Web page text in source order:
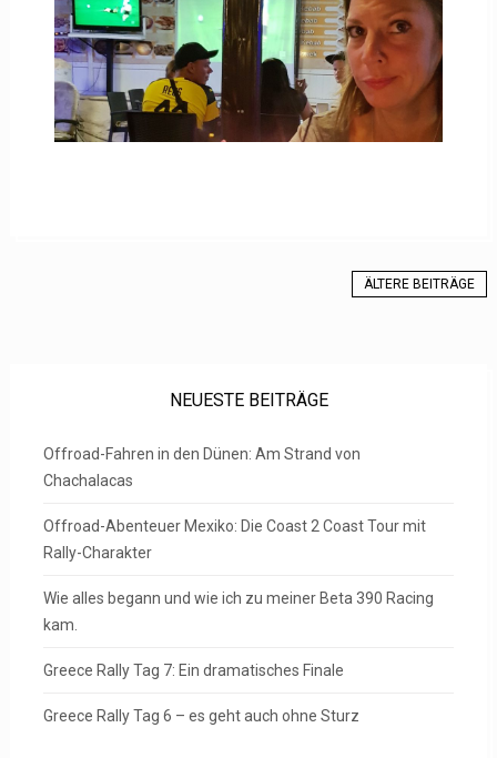
ÄLTERE BEITRÄGE
NEUESTE BEITRÄGE
Offroad-Fahren in den Dünen: Am Strand von
Chachalacas
Offroad-Abenteuer Mexiko: Die Coast 2 Coast Tour mit
Rally-Charakter
Wie alles begann und wie ich zu meiner Beta 390 Racing
kam.
Greece Rally Tag 7: Ein dramatisches Finale
Greece Rally Tag 6 – es geht auch ohne Sturz